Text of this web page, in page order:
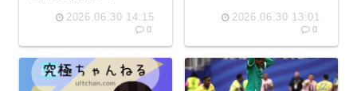
2026.06.30 14:15
0
2026.06.30 13:01
0